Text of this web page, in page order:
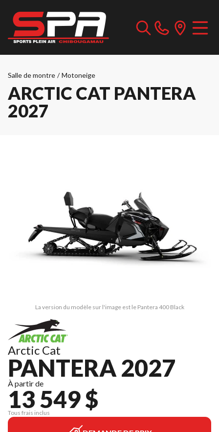
Salle de montre / Motoneige
ARCTIC CAT PANTERA
2027
La version du modèle sur l'image est le Pantera 400 Black
Arctic Cat
PANTERA 2027
À partir de
13 549 $
Tous frais inclus